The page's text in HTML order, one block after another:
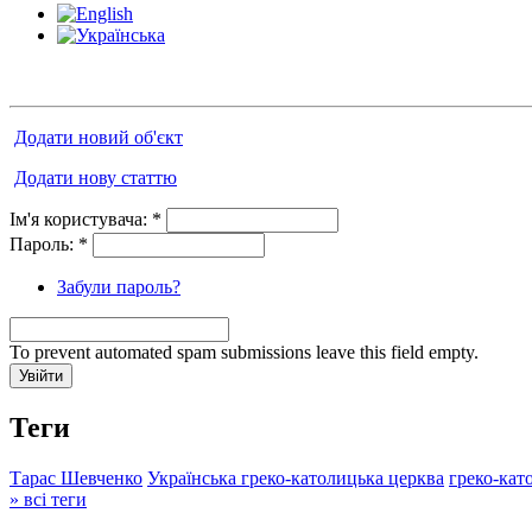
Додати новий об'єкт
Додати нову статтю
Ім'я користувача: *
Пароль: *
Забули пароль?
To prevent automated spam submissions leave this field empty.
Теги
Тарас Шевченко Українська греко-католицька церква греко-
» всі теги